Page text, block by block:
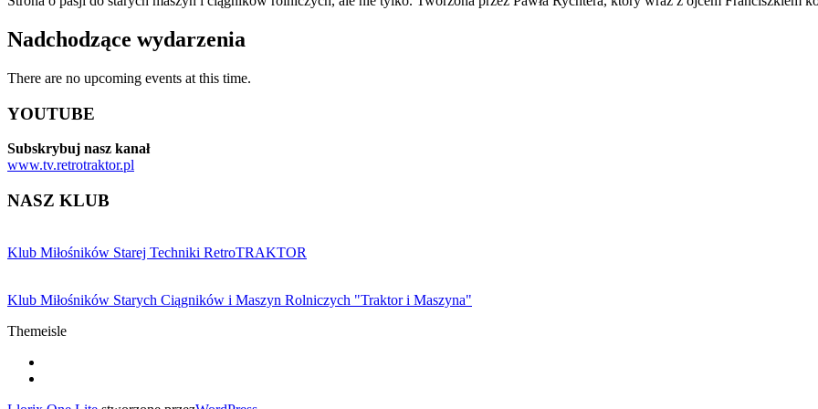
Nadchodzące wydarzenia
There are no upcoming events at this time.
YOUTUBE
Subskrybuj nasz kanał
www.tv.retrotraktor.pl
NASZ KLUB
Klub Miłośników Starej Techniki RetroTRAKTOR
Klub Miłośników Starych Ciągników i Maszyn Rolniczych "Traktor i Maszyna"
Themeisle
Drugie
menu